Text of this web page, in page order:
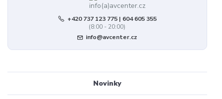
+420 737 123 775 | 604 605 355
(8:00 - 20:00)
info@avcenter.cz
Novinky